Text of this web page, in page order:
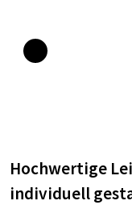
Hochwertige
individuell